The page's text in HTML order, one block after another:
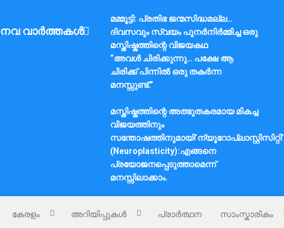
നവ വാർത്തകൾ
മമ്മൂട്ടി: പ്രതിഭ ജന്മസിദ്ധമല്ല…
ദിവസവും സ്വയം പുനർനിർമ്മിച്ച ഒരു
മസ്തിഷ്കത്തിന്റെ വിജയകഥ
“അവൾ ചിരിക്കുന്നു… പക്ഷേ ആ
ചിരിക്ക് പിന്നിൽ ഒരു തകർന്ന
മനസ്സുണ്ട്.”
മസ്തിഷ്കത്തിന്റെ അത്ഭുതകരമായ മികച്ച
വിജയത്തിനും
സന്തോഷത്തിനുമായി’ന്യൂറോപ്ലാസ്റ്റിസിറ്റി’
(Neuroplasticity):എങ്ങനെ
പ്രയോജനപ്പെടുത്താമെന്ന്
മനസ്സിലാക്കാം.
കേരളം അറിയിപ്പുകൾ പ്രാർത്ഥന സാംസ്കാരികം